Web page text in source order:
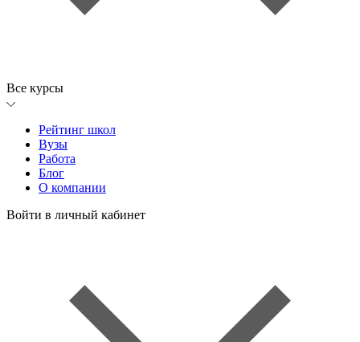
Все курсы
Рейтинг школ
Вузы
Работа
Блог
О компании
Войти в личный кабинет